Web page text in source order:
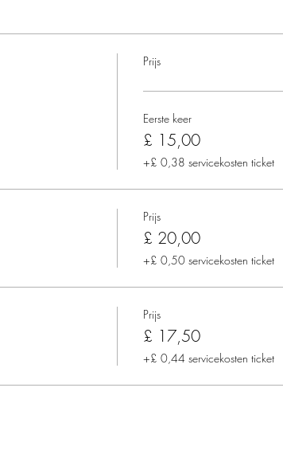
Prijs
Eerste keer
£ 15,00
+£ 0,38 servicekosten ticket
Prijs
£ 20,00
+£ 0,50 servicekosten ticket
Prijs
£ 17,50
+£ 0,44 servicekosten ticket